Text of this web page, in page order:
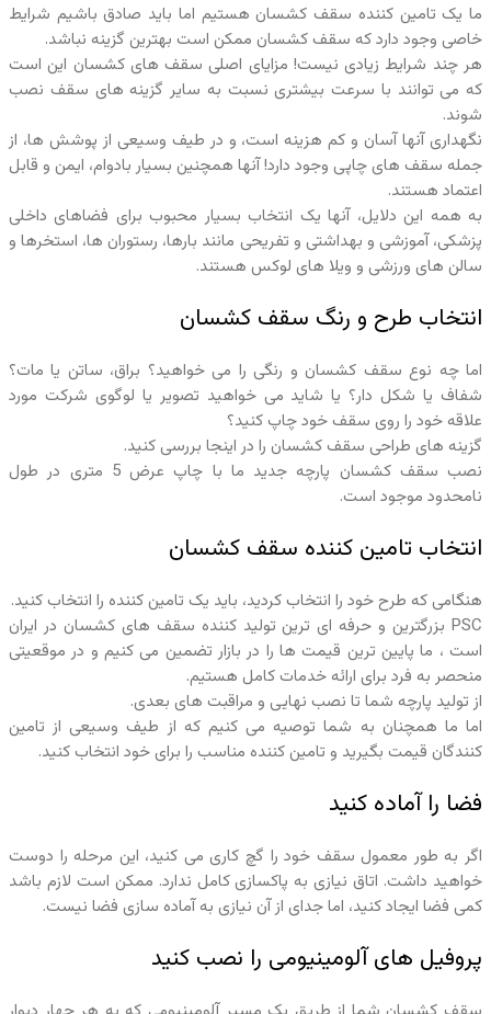
ما یک تامین کننده سقف کشسان هستیم اما باید صادق باشیم شرایط
خاصی وجود دارد که سقف کشسان ممکن است بهترین گزینه نباشد.
هر چند شرایط زیادی نیست! مزایای اصلی سقف های کشسان این است
که می توانند با سرعت بیشتری نسبت به سایر گزینه های سقف نصب
شوند.
نگهداری آنها آسان و کم هزینه است، و در طیف وسیعی از پوشش ها، از
جمله سقف های چاپی وجود دارد! آنها همچنین بسیار بادوام، ایمن و قابل
اعتماد هستند.
به همه این دلایل، آنها یک انتخاب بسیار محبوب برای فضاهای داخلی
پزشکی، آموزشی و بهداشتی و تفریحی مانند بارها، رستوران ها، استخرها و
سالن های ورزشی و ویلا های لوکس هستند.
انتخاب طرح و رنگ سقف کشسان
اما چه نوع سقف کشسان و رنگی را می خواهید؟ براق، ساتن یا مات؟
شفاف یا شکل دار؟ یا شاید می خواهید تصویر یا لوگوی شرکت مورد
علاقه خود را روی سقف خود چاپ کنید؟
گزینه های طراحی سقف کشسان را در اینجا بررسی کنید.
نصب سقف کشسان پارچه جدید ما با چاپ عرض 5 متری در طول
نامحدود موجود است.
انتخاب تامین کننده سقف کشسان
هنگامی که طرح خود را انتخاب کردید، باید یک تامین کننده را انتخاب کنید.
PSC بزرگترین و حرفه ای ترین تولید کننده سقف های کشسان در ایران
است ، ما پایین ترین قیمت ها را در بازار تضمین می کنیم و در موقعیتی
منحصر به فرد برای ارائه خدمات کامل هستیم.
از تولید پارچه شما تا نصب نهایی و مراقبت های بعدی.
اما ما همچنان به شما توصیه می کنیم که از طیف وسیعی از تامین
کنندگان قیمت بگیرید و تامین کننده مناسب را برای خود انتخاب کنید.
فضا را آماده کنید
اگر به طور معمول سقف خود را گچ کاری می کنید، این مرحله را دوست
خواهید داشت. اتاق نیازی به پاکسازی کامل ندارد. ممکن است لازم باشد
کمی فضا ایجاد کنید، اما جدای از آن نیازی به آماده سازی فضا نیست.
پروفیل های آلومینیومی را نصب کنید